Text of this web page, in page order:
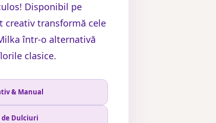
Disponibil pe
creativ transformă cele
într-o alternativă
clasice.
& Manual
de Dulciuri